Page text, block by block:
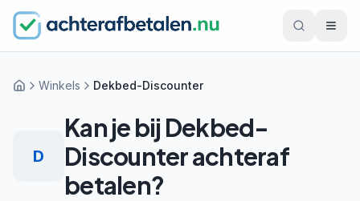
HomeWinkels Dekbed-Discounter
D
Kan je bij Dekbed-
Discounterachteraf
betalen?